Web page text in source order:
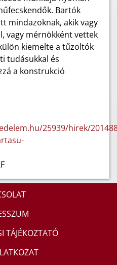
Bartók
mindazoknak, akik vagy
vagy mérnökként vettek
kiemelte a tűzoltók
tudásukkal és
a konstrukció
25939/hirek/
TÁJÉKOZTATÓ